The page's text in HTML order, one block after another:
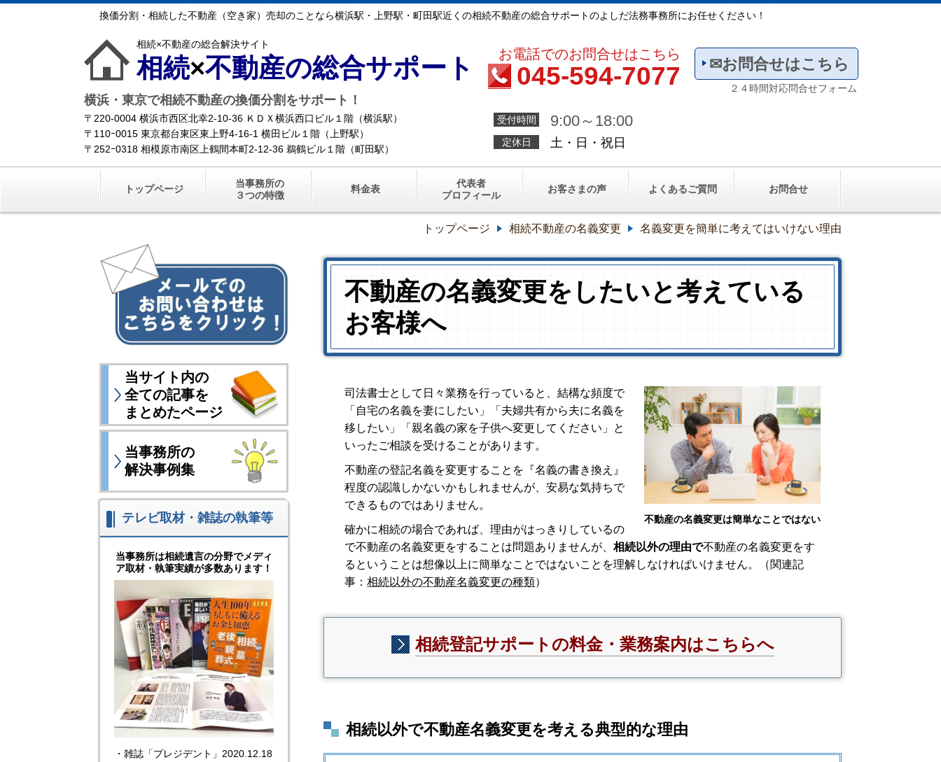
換価分割・相続した不動産（空き家）売却のことなら横浜駅・上野駅・町田駅近くの相続不動産の総合サポートのよしだ法務事務所にお任せください！
相続×不動産の総合解決サイト
相続×不動産の総合サポート
横浜・東京で相続不動産の換価分割をサポート！
〒220-0004 横浜市西区北幸2-10-36 ＫＤＸ横浜西口ビル１階（横浜駅）
〒110ｰ0015 東京都台東区東上野4-16-1 横田ビル１階（上野駅）
〒252ｰ0318 相模原市南区上鶴間本町2-12-36 鵜鶴ビル１階（町田駅）
お電話でのお問合せはこちら
045-594-7077
受付時間 9:00～18:00
定休日 土・日・祝日
✉お問合せはこちら
２４時間対応問合せフォーム
トップページ
当事務所の
３つの特徴
料金表
代表者
プロフィール
お客さまの声 よくあるご質問 お問合せ
トップページ 相続不動産の名義変更 名義変更を簡単に考えてはいけない理由
不動産の名義変更をしたいと考えている
お客様へ
不動産の名義変更は簡単なことではない
司法書士として日々業務を行っていると、結構な頻度で
「自宅の名義を妻にしたい」「夫婦共有から夫に名義を
移したい」「親名義の家を子供へ変更してください」と
いったご相談を受けることがあります。
不動産の登記名義を変更することを『名義の書き換え』
程度の認識しかないかもしれませんが、安易な気持ちで
できるものではありません。
確かに相続の場合であれば、理由がはっきりしているの
で不動産の名義変更をすることは問題ありませんが、 相続以外の理由で不動産の名義変更をす
るということは想像以上に簡単なことではないことを理解しなければいけません。
（関連記
事： 相続以外の不動産名義変更の種類）
相続登記サポートの料金・業務案内はこちらへ
相続以外で不動産名義変更を考える典型的な理由
当サイト内の
全ての記事を
まとめたページ
当事務所の
解決事例集
テレビ取材・雑誌の執筆等
当事務所は相続遺言の分野でメディ
ア取材・執筆実績が多数あります！
・雑誌「プレジデント」2020.12.18